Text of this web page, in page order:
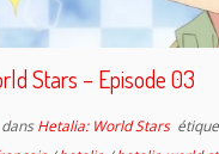
Stars – Episode 03
Hetalia: World Stars